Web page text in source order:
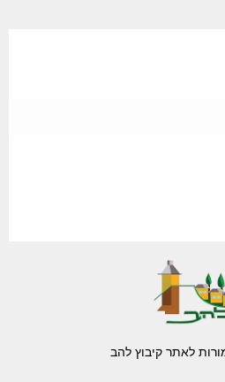
לאתר קיבוץ להב